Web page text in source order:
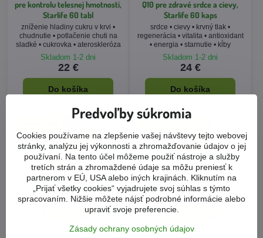
pre kontrolu telesnej hmotnosti,
Starlife 60 tabl
zníženie hladiny cukru v krvi •
chudnutie • potlačenie chuti na
sladké • cukrovka • ateroskleróza
Skladom 1-2 dni
22 €
Do košíka
Q10 pre zdravé srdce a cievy,
Starlife 60 kaps
srdce • cievy • krvný tlak •
regenerácia • vitalita • antioxidant
• energia • starnutie • kĺby
Skladom 1-2 dni
24 €
Do košíka
Predvoľby súkromia
Cookies používame na zlepšenie vašej návštevy tejto webovej
stránky, analýzu jej výkonnosti a zhromažďovanie údajov o jej
používaní. Na tento účel môžeme použiť nástroje a služby
tretích strán a zhromaždené údaje sa môžu preniesť k
partnerom v EÚ, USA alebo iných krajinách. Kliknutím na
„Prijať všetky cookies“ vyjadrujete svoj súhlas s týmto
spracovaním. Nižšie môžete nájsť podrobné informácie alebo
upraviť svoje preferencie.
Zásady ochrany osobných údajov